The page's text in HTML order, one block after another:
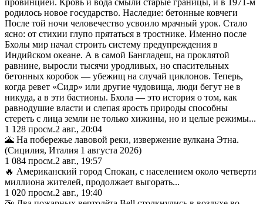
родилось новое государство. Наследие: бетонные ковчеги
После той ночи человечество усвоило мрачный урок. Стало
ясно: от стихии глупо прятаться в тростнике. Именно после
Бхолы мир начал строить систему предупреждения в
Индийском океане. А в самой Бангладеш, на проклятой
равнине, выросли тысячи уродливых, но спасительных
бетонных коробок — убежищ на случай циклонов. Теперь,
когда ревет «Сидр» или другие чудовища, люди бегут не в
никуда, а в эти бастионы. Бхола — это история о том, как
равнодушие власти и слепая ярость природы способны
стереть с лица земли не только хижины, но и целые режимы...
1 128 просм.2 авг., 20:04
🌋 На побережье лавовой реки, извержение вулкана Этна.
(Сицилия, Италия 1 августа 2026)
1 084 просм.2 авг., 19:57
🔥 Американский город Спокан, с населением около четверти
миллиона жителей, продолжает выгорать...
1 020 просм.2 авг., 19:40